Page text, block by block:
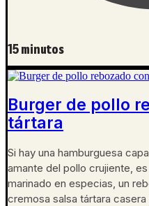
15 minutos
Burger de pollo
tártara
Si hay una hamburguesa
amante del pollo crujiente,
marinado en especias, un
cremosa salsa tártara